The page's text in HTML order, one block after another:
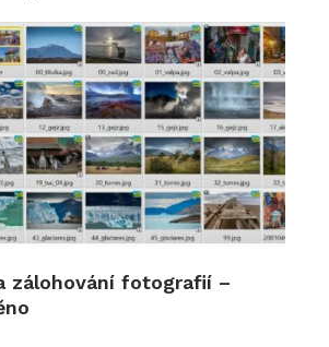
zálohování fotografií –